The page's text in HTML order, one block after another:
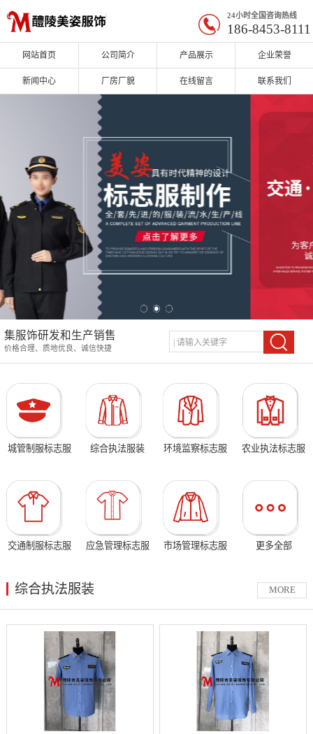
24小时全国咨询热线
186-8453-8111
网站首页 公司简介 产品展示 企业荣誉
新闻中心 厂房厂貌 在线留言 联系我们
集服饰研发和生产销售
价格合理、质地优良、诚信快捷
城管制服标志服 综合执法服装 环境监察标志服 农业执法标志服
交通制服标志服 应急管理标志服 市场管理标志服 更多全部
综合执法服装 MORE